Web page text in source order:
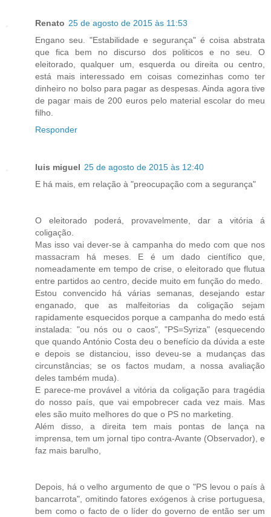
Renato 25 de agosto de 2015 às 11:53
Engano seu. "Estabilidade e segurança" é coisa abstrata
que fica bem no discurso dos politicos e no seu. O
eleitorado, qualquer um, esquerda ou direita ou centro,
está mais interessado em coisas comezinhas como ter
dinheiro no bolso para pagar as despesas. Ainda agora tive
de pagar mais de 200 euros pelo material escolar do meu
filho.
Responder
luis miguel 25 de agosto de 2015 às 12:40
E há mais, em relação à "preocupação com a segurança"
O eleitorado poderá, provavelmente, dar a vitória á
coligação.
Mas isso vai dever-se à campanha do medo com que nos
massacram há meses. E é um dado científico que,
nomeadamente em tempo de crise, o eleitorado que flutua
entre partidos ao centro, decide muito em função do medo.
Estou convencido há várias semanas, desejando estar
enganado, que as malfeitorias da coligação sejam
rapidamente esquecidos porque a campanha do medo está
instalada: "ou nós ou o caos", "PS=Syriza" (esquecendo
que quando António Costa deu o benefício da dúvida a este
e depois se distanciou, isso deveu-se a mudanças das
circunstâncias; se os factos mudam, a nossa avaliação
deles também muda).
E parece-me provável a vitória da coligação para tragédia
do nosso país, que vai empobrecer cada vez mais. Mas
eles são muito melhores do que o PS no marketing.
Além disso, a direita tem mais pontas de lança na
imprensa, tem um jornal tipo contra-Avante (Observador), e
faz mais barulho,
Depois, há o velho argumento de que o "PS levou o país à
bancarrota", omitindo fatores exógenos à crise portuguesa,
bem como o facto de o líder do governo de então ser um